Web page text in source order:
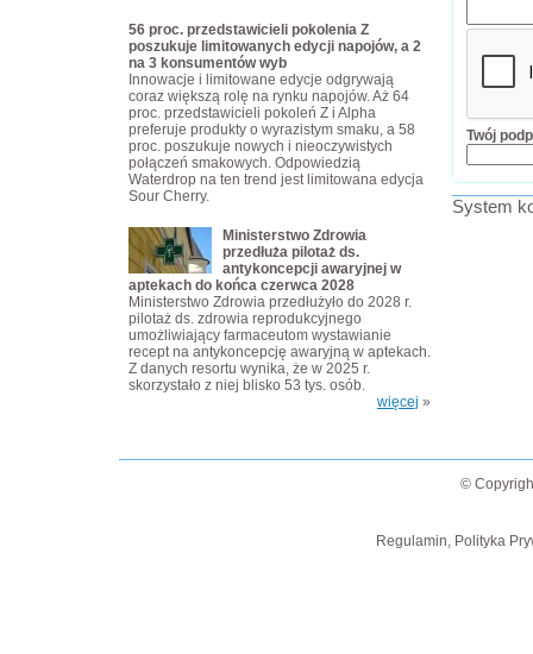
Twój
System
56 proc. przedstawicieli pokolenia Z
poszukuje limitowanych edycji napojów, a 2
na 3 konsumentów wyb
Innowacje i limitowane edycje odgrywają
coraz większą rolę na rynku napojów. Aż 64
proc. przedstawicieli pokoleń Z i Alpha
preferuje produkty o wyrazistym smaku, a 58
proc. poszukuje nowych i nieoczywistych
połączeń smakowych. Odpowiedzią
Waterdrop na ten trend jest limitowana edycja
Sour Cherry.
Ministerstwo Zdrowia
przedłuża pilotaż ds.
antykoncepcji awaryjnej w
aptekach do końca czerwca 2028
Ministerstwo Zdrowia przedłużyło do 2028 r.
pilotaż ds. zdrowia reprodukcyjnego
umożliwiający farmaceutom wystawianie
recept na antykoncepcję awaryjną w aptekach.
Z danych resortu wynika, że w 2025 r.
skorzystało z niej blisko 53 tys. osób.
więcej »
©
Regulamin, Polityka